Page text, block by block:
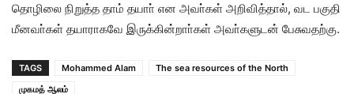
தொழிலை நிறுத்த தாம் தயாா் என அவா்கள் அறிவித்தால், வட பகுதி
மீனவா்கள் தயாராகவே இருக்கின்றாா்கள் அவா்களுடன் பேசுவதற்கு.
TAGS Mohammed Alam
The sea resources of the North
முகமத் ஆலம்